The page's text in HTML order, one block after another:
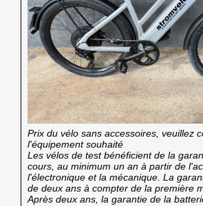
Prix du vélo sans accessoires, veuillez
l'équipement souhaité
Les vélos de test bénéficient de la
cours, au minimum un an à partir de
l'électronique et la mécanique. La
de deux ans à compter de la première
Après deux ans, la garantie de la